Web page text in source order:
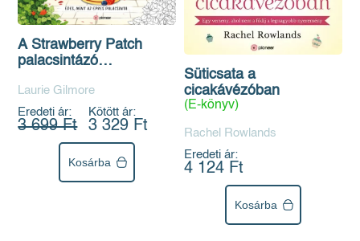
A Strawberry Patch
palacsintázó
Laurie Gilmore
Eredeti ár:
3 699 Ft
Kötött ár:
3 329 Ft
Kosárba
Süticsata a
cicakávézóban
(E-könyv)
Rachel Rowlands
Eredeti ár:
4 124 Ft
Kosárba